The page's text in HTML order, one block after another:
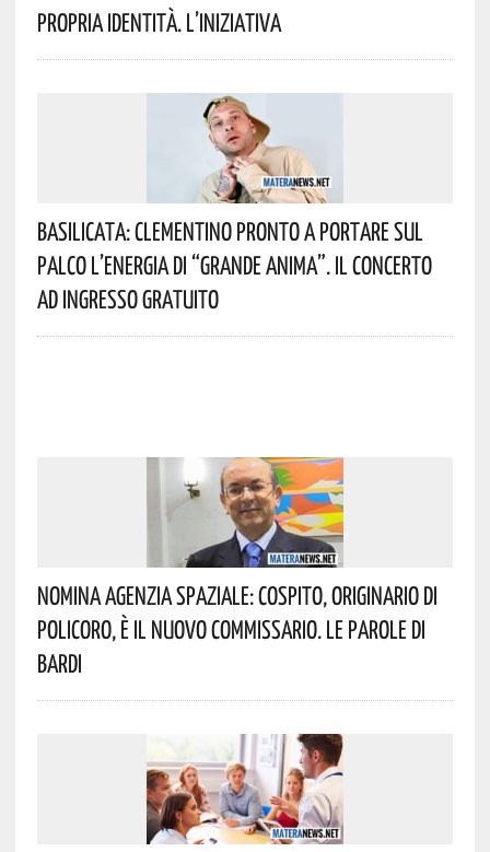
Propria Identità. L’iniziativa
Basilicata: Clementino Pronto A Portare Sul
Palco L’energia Di “Grande Anima”. Il Concerto
Ad Ingresso Gratuito
Nomina Agenzia Spaziale: Cospito, Originario Di
Policoro, È Il Nuovo Commissario. Le Parole Di
Bardi